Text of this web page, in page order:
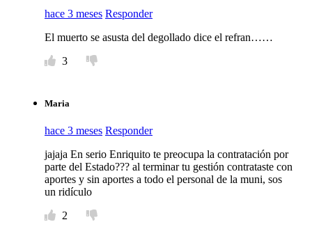
hace 3 meses Responder
El muerto se asusta del degollado dice el refran……
3
Maria
hace 3 meses Responder
jajaja En serio Enriquito te preocupa la contratación por
parte del Estado??? al terminar tu gestión contrataste con
aportes y sin aportes a todo el personal de la muni, sos
un ridículo
2